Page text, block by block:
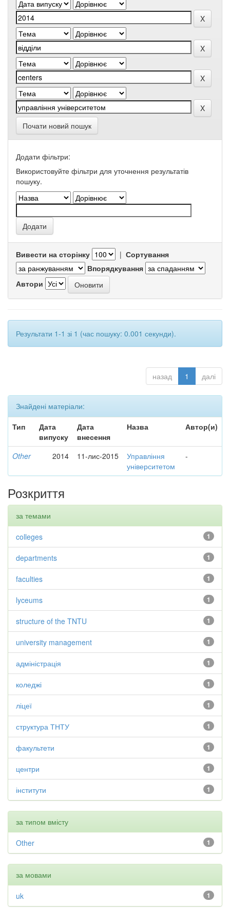
Почати новий пошук
Додати фільтри:
Використовуйте фільтри для уточнення результатів
пошуку.
Вивести на сторінку | Сортування
Впорядкування
Автори
Результати 1-1 зі 1 (час пошуку: 0.001 секунди).
назад 1 далі
Знайдені матеріали:
Тип
Дата
випуску
Дата
внесення
Назва Автор(и)
Other 2014 11-лис-2015
Управління
університетом
-
Розкриття
за темами
1
colleges
1
departments
1
faculties
1
lyceums
1
structure of the TNTU
1
university management
1
адміністрація
1
коледжі
1
ліцеї
1
структура ТНТУ
1
факультети
1
центри
1
інститути
за типом вмісту
1
Other
за мовами
1
uk